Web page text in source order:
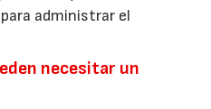
administrar el
necesitar un